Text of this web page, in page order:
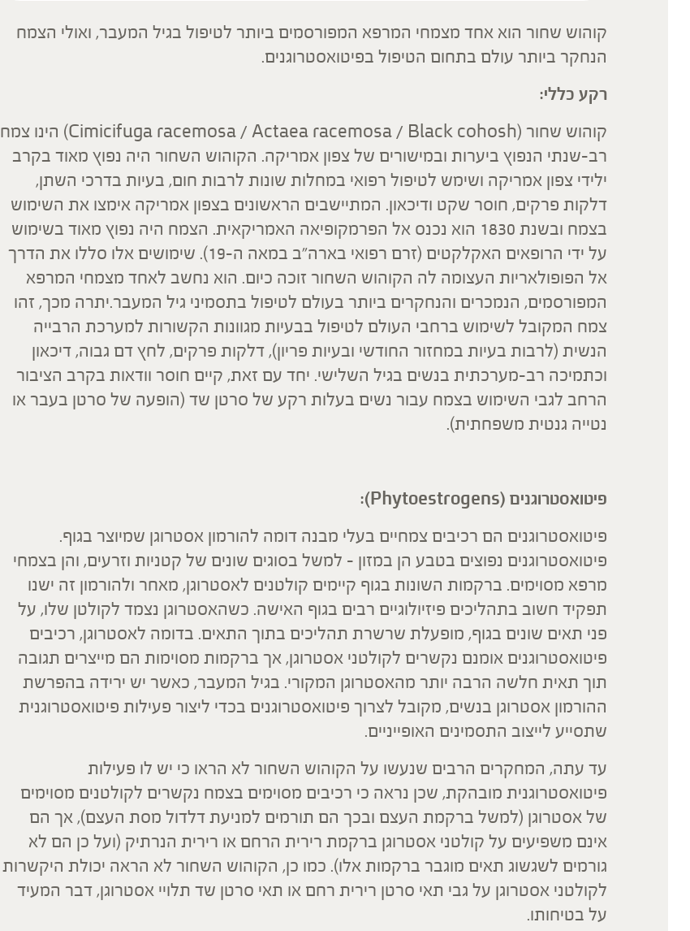
קוהוש שחור הוא אחד מצמחי המרפא המפורסמים ביותר לטיפול בגיל המעבר, ואולי הצמח
הנחקר ביותר עולם בתחום הטיפול בפיטואסטרוגנים.
רקע כללי:
קוהוש שחור (Cimicifuga racemosa / Actaea racemosa / Black cohosh) הינו צמח
רב-שנתי הנפוץ ביערות ובמישורים של צפון אמריקה. הקוהוש השחור היה נפוץ מאוד בקרב
ילידי צפון אמריקה ושימש לטיפול רפואי במחלות שונות לרבות חום, בעיות בדרכי השתן,
דלקות פרקים, חוסר שקט ודיכאון. המתיישבים הראשונים בצפון אמריקה אימצו את השימוש
בצמח ובשנת 1830 הוא נכנס אל הפרמקופיאה האמריקאית. הצמח היה נפוץ מאוד בשימוש
על ידי הרופאים האקלקטים (זרם רפואי בארה"ב במאה ה-19). שימושים אלו סללו את הדרך
אל הפופולאריות העצומה לה הקוהוש השחור זוכה כיום. הוא נחשב לאחד מצמחי המרפא
המפורסמים, הנמכרים והנחקרים ביותר בעולם לטיפול בתסמיני גיל המעבר.יתרה מכך, זהו
צמח המקובל לשימוש ברחבי העולם לטיפול בבעיות מגוונות הקשורות למערכת הרבייה
הנשית (לרבות בעיות במחזור החודשי ובעיות פריון), דלקות פרקים, לחץ דם גבוה, דיכאון
וכתמיכה רב-מערכתית בנשים בגיל השלישי. יחד עם זאת, קיים חוסר וודאות בקרב הציבור
הרחב לגבי השימוש בצמח עבור נשים בעלות רקע של סרטן שד (הופעה של סרטן בעבר או
נטייה גנטית משפחתית).
פיטואסטרוגנים (Phytoestrogens):
פיטואסטרוגנים הם רכיבים צמחיים בעלי מבנה דומה להורמון אסטרוגן שמיוצר בגוף.
פיטואסטרוגנים נפוצים בטבע הן במזון – למשל בסוגים שונים של קטניות וזרעים, והן בצמחי
מרפא מסוימים. ברקמות השונות בגוף קיימים קולטנים לאסטרוגן, מאחר ולהורמון זה ישנו
תפקיד חשוב בתהליכים פיזיולוגיים רבים בגוף האישה. כשהאסטרוגן נצמד לקולטן שלו, על
פני תאים שונים בגוף, מופעלת שרשרת תהליכים בתוך התאים. בדומה לאסטרוגן, רכיבים
פיטואסטרוגנים אומנם נקשרים לקולטני אסטרוגן, אך ברקמות מסוימות הם מייצרים תגובה
תוך תאית חלשה הרבה יותר מהאסטרוגן המקורי. בגיל המעבר, כאשר יש ירידה בהפרשת
ההורמון אסטרוגן בנשים, מקובל לצרוך פיטואסטרוגנים בכדי ליצור פעילות פיטואסטרוגנית
שתסייע לייצוב התסמינים האופייניים.
עד עתה, המחקרים הרבים שנעשו על הקוהוש השחור לא הראו כי יש לו פעילות
פיטואסטרוגנית מובהקת, שכן נראה כי רכיבים מסוימים בצמח נקשרים לקולטנים מסוימים
של אסטרוגן (למשל ברקמת העצם ובכך הם תורמים למניעת דלדול מסת העצם), אך הם
אינם משפיעים על קולטני אסטרוגן ברקמת רירית הרחם או רירית הנרתיק (ועל כן הם לא
גורמים לשגשוג תאים מוגבר ברקמות אלו). כמו כן, הקוהוש השחור לא הראה יכולת היקשרות
לקולטני אסטרוגן על גבי תאי סרטן רירית רחם או תאי סרטן שד תלויי אסטרוגן, דבר המעיד
על בטיחותו.